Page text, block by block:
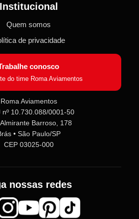
Institucional
Quem somos
de privacidade
conosco
do time Roma Aviamentos
Roma Aviamentos
nº 10.730.088/0001-50
Barroso, 178
• São Paulo/SP
CEP 03025-000
nossas redes